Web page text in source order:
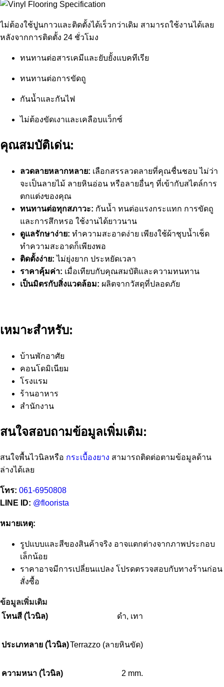
ไม่ต้องใช้ปูนกาวและติดตั้งได้เร็วกว่าเดิม สามารถใช้งานได้เลย
หลังจากการติดตั้ง 24 ชั่วโมง
ทนทานต่อสารเคมีและยับยั้งแบคทีเรีย
ทนทานต่อการขัดถู
กันน้ำและกันไฟ
ไม่ต้องขัดเงาและเคลือบแว็กซ์
คุณสมบัติเด่น:
ลวดลายหลากหลาย: เลือกสรรลวดลายที่คุณชื่นชอบ ไม่ว่า
จะเป็นลายไม้ ลายหินอ่อน หรือลายอื่นๆ ที่เข้ากับสไตล์การ
ตกแต่งของคุณ
ทนทานต่อทุกสภาวะ: กันน้ำ ทนต่อแรงกระแทก การขัดถู
และการสึกหรอ ใช้งานได้ยาวนาน
ดูแลรักษาง่าย: ทำความสะอาดง่าย เพียงใช้ผ้าชุบน้ำเช็ด
ทำความสะอาดก็เพียงพอ
ติดตั้งง่าย: ไม่ยุ่งยาก ประหยัดเวลา
ราคาคุ้มค่า: เมื่อเทียบกับคุณสมบัติและความทนทาน
เป็นมิตรกับสิ่งแวดล้อม: ผลิตจากวัสดุที่ปลอดภัย
เหมาะสำหรับ:
บ้านพักอาศัย
คอนโดมิเนียม
โรงแรม
ร้านอาหาร
สำนักงาน
สนใจสอบถามข้อมูลเพิ่มเติม:
สนใจพื้นไวนิลหรือ กระเบื้องยาง สามารถติดต่อตามข้อมูลด้าน
ล่างได้เลย
โทร: 061-6950808
LINE ID: @floorista
หมายเหตุ:
รูปแบบและสีของสินค้าจริง อาจแตกต่างจากภาพประกอบ
เล็กน้อย
ราคาอาจมีการเปลี่ยนแปลง โปรดตรวจสอบกับทางร้านก่อน
สั่งซื้อ
ข้อมูลเพิ่มเติม
โทนสี (ไวนิล)
ดำ, เทา
ประเภทลาย (ไวนิล)Terrazzo (ลายหินขัด)
ความหนา (ไวนิล) 2 mm.